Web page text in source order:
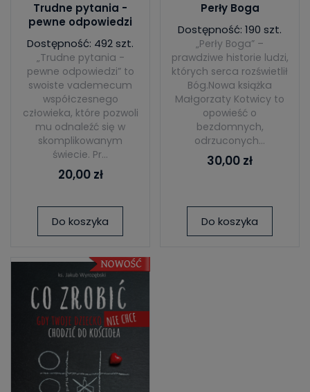
Trudne pytania -
pewne odpowiedzi
Dostępność: 492 szt.
„Trudne pytania -
pewne odpowiedzi” to
swoiste vademecum
współczesnego
człowieka, które pozwoli
mu odnaleźć się w
skomplikowanym
świecie. Pr...
20,00 zł
Do koszyka
Perły Boga
Dostępność: 190 szt.
„Perły Boga” –
prawdziwe historie ludzi,
których serca rozświetlił
Bóg.Nowa książka
Małgorzaty Kotwicy to
opowieść o
bezdomnych,
odrzuconych...
30,00 zł
Do koszyka